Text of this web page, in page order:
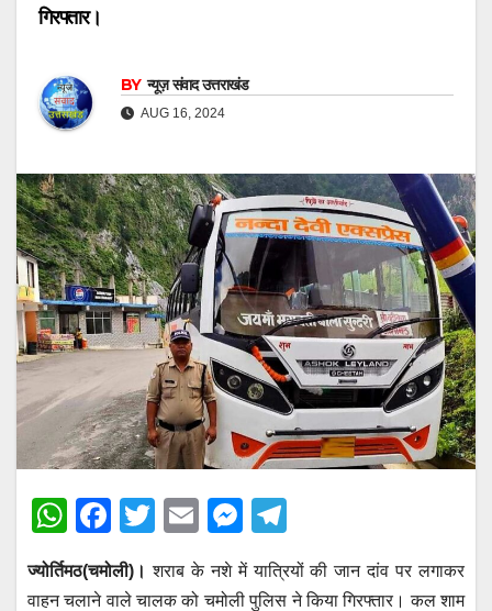
गिरफ्तार।
BY न्यूज़ संवाद उत्तराखंड
AUG 16, 2024
W
at
F
a
c
T
tt
E
m
ail
M
ss
el
e
ज्योर्तिमठ(चमोली)। शराब के नशे में यात्रियों की जान दांव पर लगाकर
वाहन चलाने वाले चालक को चमोली पुलिस ने किया गिरफ्तार। कल शाम